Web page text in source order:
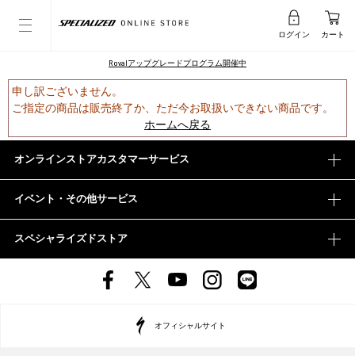
ログイン カート
Rovalアップグレードプログラム開催中
申し訳ございません。
ご指定の商品は販売終了か、ただ今お取扱いできない商品です。
ホームへ戻る
オンラインストアカスタマーサービス
イベント・その他サービス
スペシャライズドストア
オフィシャルサイト